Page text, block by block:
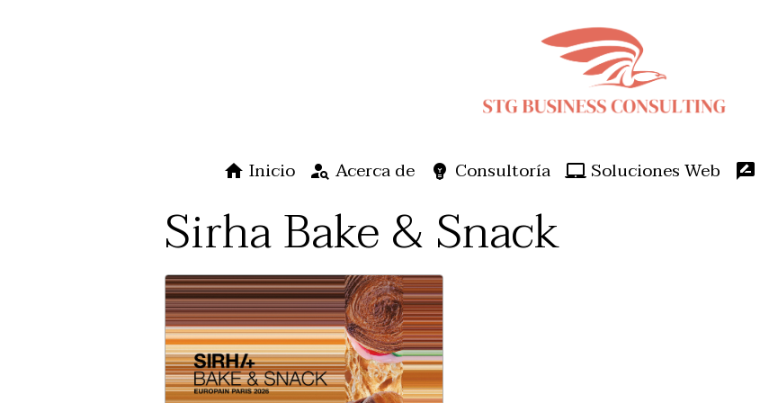
Inicio Acerca de Consultoría Soluciones Web
Sirha Bake & Snack